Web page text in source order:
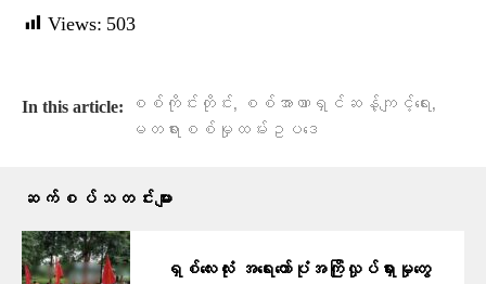
Views: 503
In this article: စစ်ကိုင်းတိုင်း, စစ်အာဏာရှင်ဆန့်ကျင့်ရေး,
မတရားစစ်မှုထမ်းဥပဒေ
ဆက်စပ်သတင်းများ
ရှစ်လေးလုံး အရေးတော်ပုံအကြိုလှုပ်ရှားမှုတွေ